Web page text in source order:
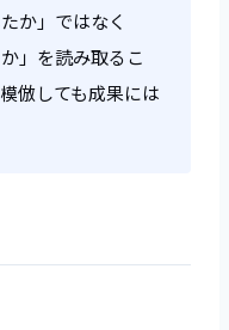
か」ではなく
」を読み取るこ
倣しても成果には